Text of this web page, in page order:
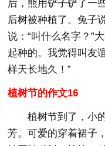
后，熊用铲子铲了一
后树被种植了。兔子
说：“叫什么名字？”
起种的。我觉得叫友
样天长地久！”
植树节的作文16
植树节到了，小
芳。可爱的穿着裙子